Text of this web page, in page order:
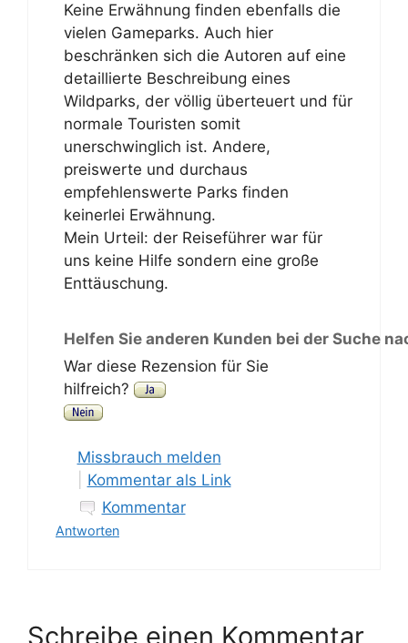
Keine Erwähnung finden ebenfalls die
vielen Gameparks. Auch hier
beschränken sich die Autoren auf eine
detaillierte Beschreibung eines
Wildparks, der völlig überteuert und für
normale Touristen somit
unerschwinglich ist. Andere,
preiswerte und durchaus
empfehlenswerte Parks finden
keinerlei Erwähnung.
Mein Urteil: der Reiseführer war für
uns keine Hilfe sondern eine große
Enttäuschung.
Helfen Sie anderen Kunden bei der Suche
War diese Rezension für Sie
hilfreich?
Missbrauch melden
Kommentar als Link
Kommentar
Antworten
Schreibe einen Kommentar